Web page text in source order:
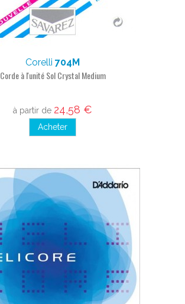
Corelli 704M
Corde à l'unité Sol Crystal Medium
à partir de 24,58 €
Acheter